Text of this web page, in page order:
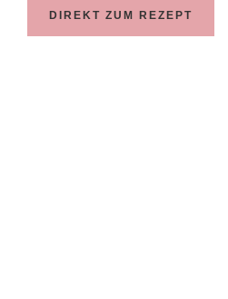
DIREKT ZUM REZEPT